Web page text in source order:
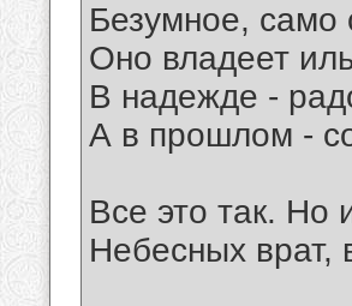
Безумное, само
Оно владеет
В надежде -
А в прошлом -
Все это так. Но
Небесных